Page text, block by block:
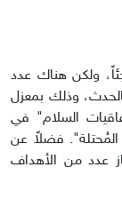
ولكن هناك عدد
وذلك بمعزل
السلام" في
المُحتلة". فضلاً عن
عدد من الأهداف